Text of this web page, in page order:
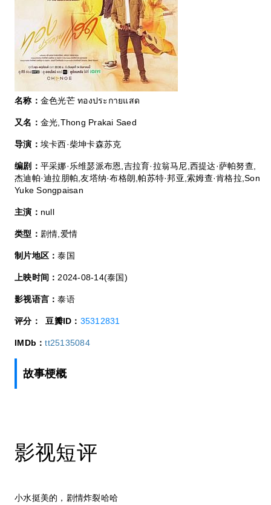
名称： 金色光芒 ทองประกายแสด
又名： 金光,Thong Prakai Saed
导演： 埃卡西·柴坤卡森苏克
编剧： 平采娜·乐维瑟派布恩,吉拉育·拉翁马尼,西提达·萨帕努查,
杰迪帕·迪拉朋帕,友塔纳·布格朗,帕苏特·邦亚,索姆查·肯格拉,Son
Yuke Songpaisan
主演： null
类型： 剧情,爱情
制片地区：泰国
上映时间： 2024-08-14(泰国)
影视语言：泰语
评分： 豆瓣ID： 35312831
IMDb：tt25135084
故事梗概
影视短评
小水挺美的，剧情炸裂哈哈